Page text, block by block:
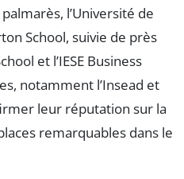
l’Université de
School, suivie de près
et l’IESE Business
notamment l’Insead et
leur réputation sur la
remarquables dans le